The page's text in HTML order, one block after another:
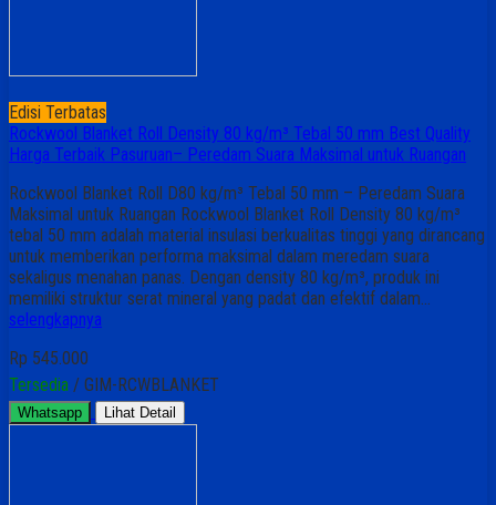
Edisi Terbatas
Rockwool Blanket Roll Density 80 kg/m³ Tebal 50 mm Best Quality
Harga Terbaik Pasuruan– Peredam Suara Maksimal untuk Ruangan
Rockwool Blanket Roll D80 kg/m³ Tebal 50 mm – Peredam Suara
Maksimal untuk Ruangan Rockwool Blanket Roll Density 80 kg/m³
tebal 50 mm adalah material insulasi berkualitas tinggi yang dirancang
untuk memberikan performa maksimal dalam meredam suara
sekaligus menahan panas. Dengan density 80 kg/m³, produk ini
memiliki struktur serat mineral yang padat dan efektif dalam…
selengkapnya
Rp 545.000
Tersedia / GIM-RCWBLANKET
Whatsapp Lihat Detail